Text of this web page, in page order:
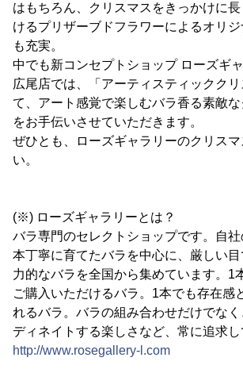
はもちろん、クリスマスをきっかけに
けるプリザーブドフラワーによるオリ
も充実。
中でも新コンセプトショップ ローズギ
広尾店では、「アーティスティックク
て、アート感覚で楽しむバラ香る素敵
をお手伝いさせていただきます。
ぜひとも、ローズギャラリーのクリス
い。
(※) ローズギャラリーとは？
バラ専門のセレクトショップです。自
本丁寧に育てたバラを中心に、厳しい
力的なバラを全国から集めています。1
ご購入いただけるバラ。1本でも存在感
れるバラ。バラの組み合わせだけでな
ディネイトする楽しさなど、常に追求し
http://www.rosegallery-l.com